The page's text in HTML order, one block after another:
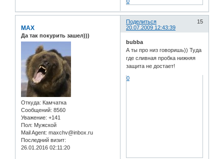
Поделиться
15
20.07.2009 12:43:39
MAX
Да так покурить зашел)))
Откуда: Камчатка
Сообщений: 8560
Уважение: +141
Пол: Мужской
Mail Agent: maxchv@inbox.ru
Последний визит:
26.01.2016 02:11:20
bubba
А ты про низ говоришь)) Туда
где сливная пробка нижняя
защита не достает!
0